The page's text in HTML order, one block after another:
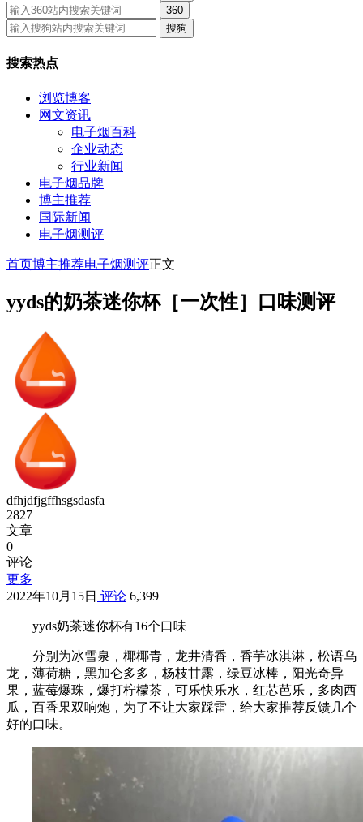
360
搜狗
搜索热点
浏览博客
网文资讯
电子烟百科
企业动态
行业新闻
电子烟品牌
博主推荐
国际新闻
电子烟测评
首页博主推荐电子烟测评正文
yyds的奶茶迷你杯［一次性］口味测评
dfhjdfjgffhsgsdasfa
2827
文章
0
评论
更多
2022年10月15日 评论 6,399
yyds奶茶迷你杯有16个口味
分别为冰雪泉，椰椰青，龙井清香，香芋冰淇淋，松语乌
龙，薄荷糖，黑加仑多多，杨枝甘露，绿豆冰棒，阳光奇异
果，蓝莓爆珠，爆打柠檬茶，可乐快乐水，红芯芭乐，多肉西
瓜，百香果双响炮，为了不让大家踩雷，给大家推荐反馈几个
好的口味。